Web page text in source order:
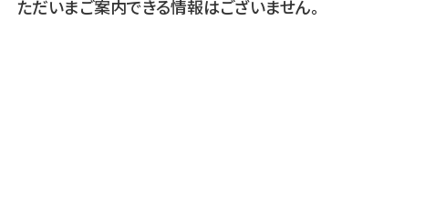
ただいまご案内できる情報はございません。